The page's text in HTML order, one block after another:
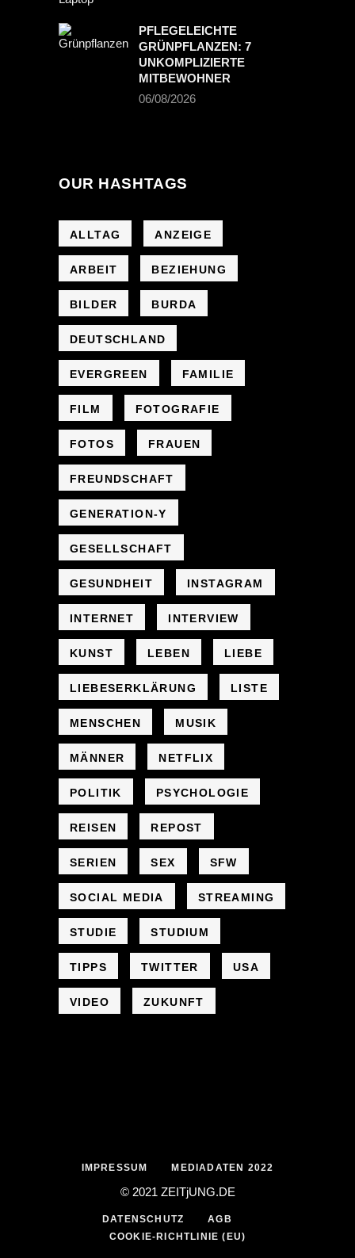
PFLEGELEICHTE
GRÜNPFLANZEN: 7
UNKOMPLIZIERTE
MITBEWOHNER
06/08/2026
OUR HASHTAGS
ALLTAG ANZEIGE
ARBEIT BEZIEHUNG
BILDER BURDA
DEUTSCHLAND
EVERGREEN FAMILIE
FILM FOTOGRAFIE
FOTOS FRAUEN
FREUNDSCHAFT
GENERATION-Y
GESELLSCHAFT
GESUNDHEIT INSTAGRAM
INTERNET INTERVIEW
KUNST LEBEN LIEBE
LIEBESERKLÄRUNG LISTE
MENSCHEN MUSIK
MÄNNER NETFLIX
POLITIK PSYCHOLOGIE
REISEN REPOST
SERIEN SEX SFW
SOCIAL MEDIA STREAMING
STUDIE STUDIUM
TIPPS TWITTER USA
VIDEO ZUKUNFT
IMPRESSUM MEDIADATEN 2022
© 2021 ZEITjUNG.DE
DATENSCHUTZ
AGB
COOKIE-RICHTLINIE (EU)